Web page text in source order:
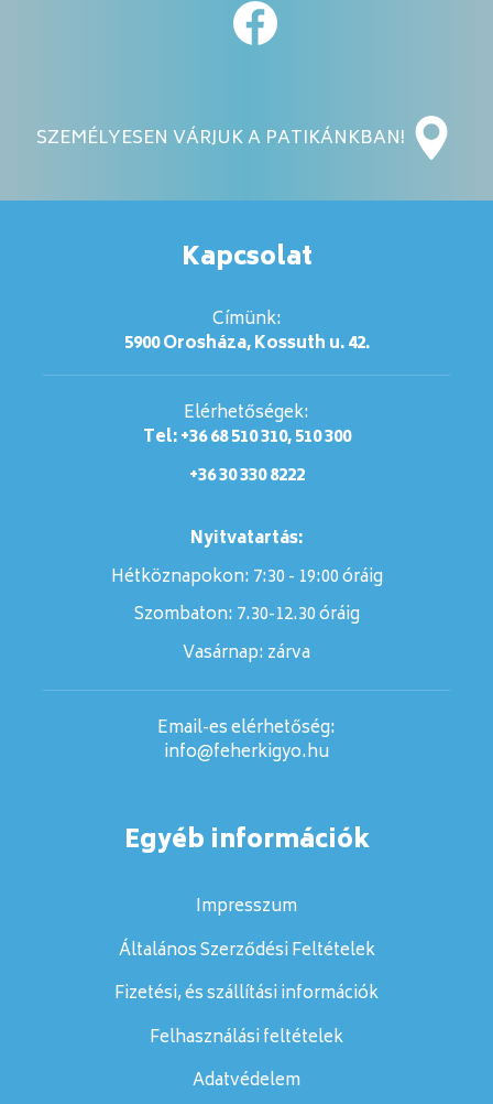
SZEMÉLYESEN VÁRJUK A PATIKÁNKBAN!
Kapcsolat
Címünk:
5900 Orosháza, Kossuth u. 42.
Elérhetőségek:
Tel: +36 68 510 310, 510 300
+36 30 330 8222
Nyitvatartás:
Hétköznapokon: 7:30 - 19:00 óráig
Szombaton:7.30-12.30 óráig
Vasárnap:zárva
Email-es elérhetőség:
info@feherkigyo.hu
Egyéb információk
Impresszum
Általános Szerződési Feltételek
Fizetési, és szállítási információk
Felhasználási feltételek
Adatvédelem